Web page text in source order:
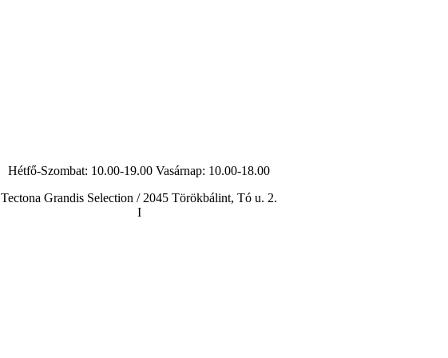
Hétfő-Szombat: 10.00-19.00 Vasárnap: 10.00-18.00
Tectona Grandis Selection / 2045 Törökbálint, Tó u. 2.
I